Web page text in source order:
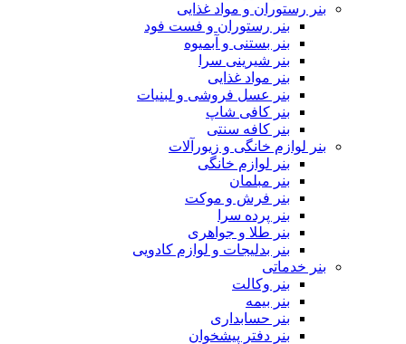
بنر رستوران و مواد غذایی
بنر رستوران و فست فود
بنر بستنی و آبمیوه
بنر شیرینی سرا
بنر مواد غذایی
بنر عسل فروشی و لبنیات
بنر کافی شاپ
بنر کافه سنتی
بنر لوازم خانگی و زیورآلات
بنر لوازم خانگی
بنر مبلمان
بنر فرش و موکت
بنر پرده سرا
بنر طلا و جواهری
بنر بدلیجات و لوازم کادویی
بنر خدماتی
بنر وکالت
بنر بیمه
بنر حسابداری
بنر دفتر پیشخوان